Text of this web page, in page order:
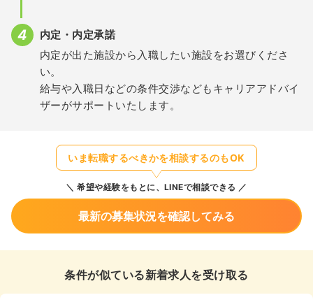
内定・内定承諾
内定が出た施設から入職したい施設をお選びくださ
い。
給与や入職日などの条件交渉などもキャリアアドバイ
ザーがサポートいたします。
いま転職するべきかを相談するのもOK
希望や経験をもとに、LINEで相談できる
最新の募集状況を確認してみる
条件が似ている新着求人を受け取る